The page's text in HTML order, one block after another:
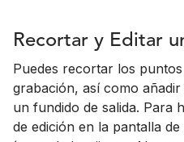
Recortar y Editar
Puedes recortar los
grabación, así como
un fundido de salida. Para
de edición en la pantalla